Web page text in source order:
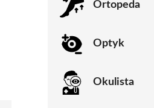
Ortopeda
Optyk
Okulista